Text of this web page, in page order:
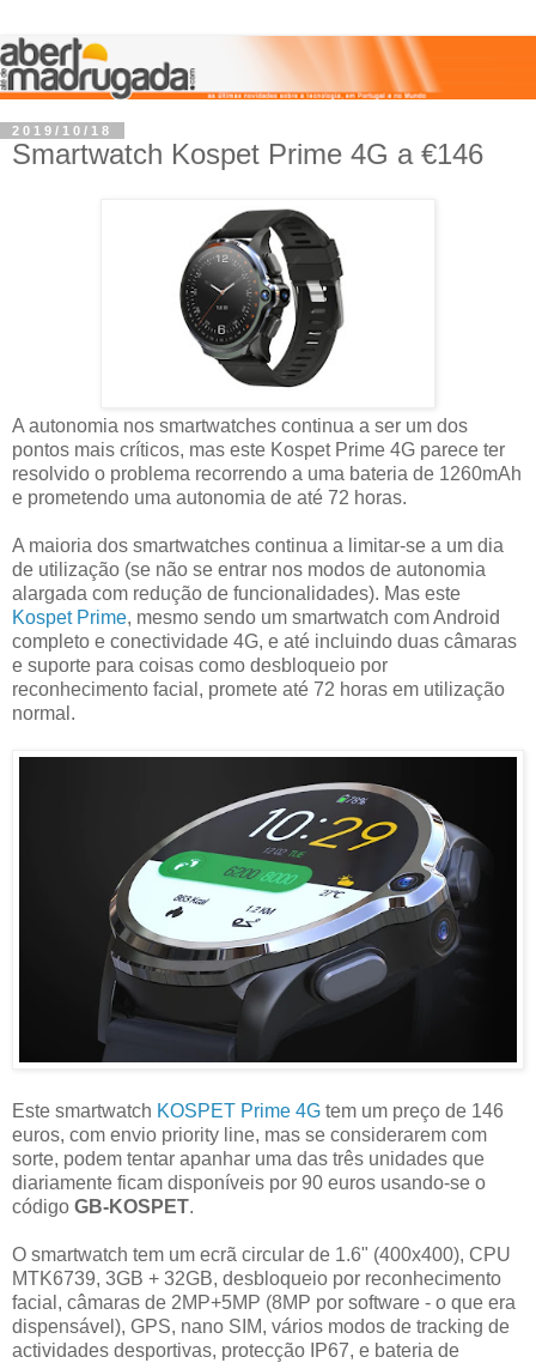
2019/10/18
Smartwatch Kospet Prime 4G a €146
A autonomia nos smartwatches continua a ser um dos
pontos mais críticos, mas este Kospet Prime 4G parece ter
resolvido o problema recorrendo a uma bateria de 1260mAh
e prometendo uma autonomia de até 72 horas.
A maioria dos smartwatches continua a limitar-se a um dia
de utilização (se não se entrar nos modos de autonomia
alargada com redução de funcionalidades). Mas este
Kospet Prime, mesmo sendo um smartwatch com Android
completo e conectividade 4G, e até incluindo duas câmaras
e suporte para coisas como desbloqueio por
reconhecimento facial, promete até 72 horas em utilização
normal.
Este smartwatch KOSPET Prime 4G tem um preço de 146
euros, com envio priority line, mas se considerarem com
sorte, podem tentar apanhar uma das três unidades que
diariamente ficam disponíveis por 90 euros usando-se o
código GB-KOSPET.
O smartwatch tem um ecrã circular de 1.6" (400x400), CPU
MTK6739, 3GB + 32GB, desbloqueio por reconhecimento
facial, câmaras de 2MP+5MP (8MP por software - o que era
dispensável), GPS, nano SIM, vários modos de tracking de
actividades desportivas, protecção IP67, e bateria de